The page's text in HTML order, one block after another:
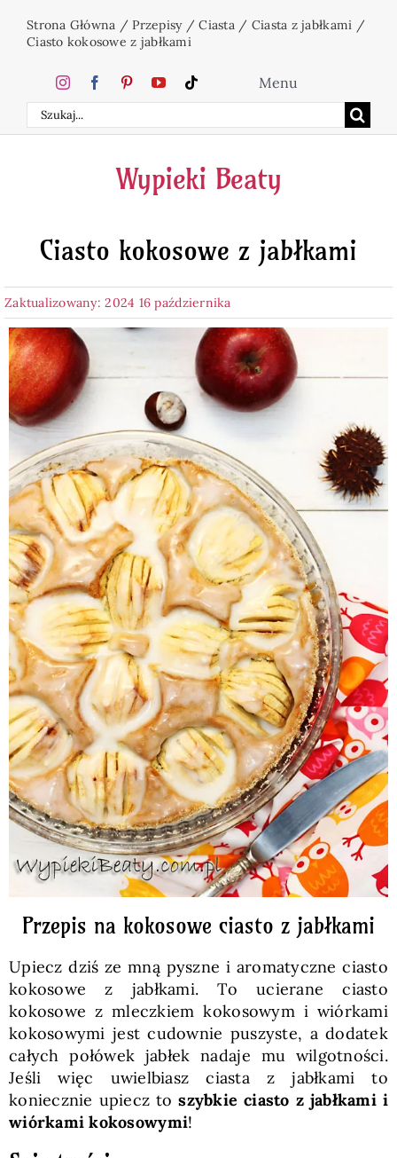
Strona Główna /Przepisy/Ciasta/ Ciasta z jabłkami /
Ciasto kokosowe z jabłkami
Szukaj
Menu
Home
Ciasta
Desery
Napoje
Przetwory
Posiłki
Zdrowo i fit
Kuchnie świata
SKLEP
Polski
Wypieki Beaty
Ciasto kokosowe z jabłkami
Zaktualizowany: 2024 16 października
Przepis na kokosowe ciasto z jabłkami
Upiecz dziś ze mną pyszne i aromatyczne ciasto
kokosowe z jabłkami. To ucierane ciasto
kokosowe z mleczkiem kokosowym i wiórkami
kokosowymi jest cudownie puszyste, a dodatek
całych połówek jabłek nadaje mu wilgotności.
Jeśli więc uwielbiasz ciasta z jabłkami to
koniecznie upiecz toszybkie ciasto z jabłkami i
wiórkami kokosowymi!